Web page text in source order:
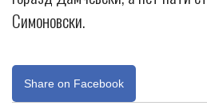
Симоновски.
Share on Facebook